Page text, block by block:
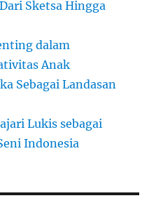
Sketsa Hingga
dalam
Anak
Sebagai Landasan
Lukis sebagai
Indonesia